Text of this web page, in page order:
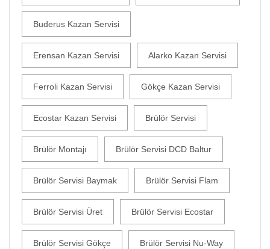
Buderus Kazan Servisi
Erensan Kazan Servisi Alarko Kazan Servisi
Ferroli Kazan Servisi Gökçe Kazan Servisi
Ecostar Kazan Servisi Brülör Servisi
Brülör Montajı Brülör Servisi DCD Baltur
Brülör Servisi Baymak Brülör Servisi Flam
Brülör Servisi Üret Brülör Servisi Ecostar
Brülör Servisi Gökçe Brülör Servisi Nu-Way